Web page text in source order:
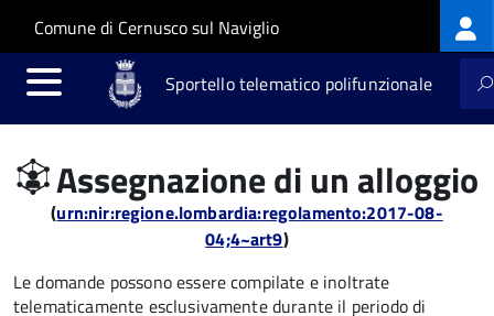
Salta al contenuto principale
Skip to site navigation
Comune di Cernusco sul Naviglio
Sportello telematico polifunzionale
Assegnazione di un alloggio
(urn:nir:regione.lombardia:regolamento:2017-08-
04;4~art9)
Le domande possono essere compilate e inoltrate
telematicamente esclusivamente durante il periodo di